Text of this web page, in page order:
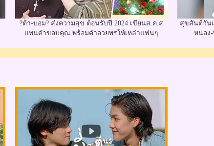
?ต้า-บอม? ส่งความสุข ต้อนรับปี 2024 เขียนส.ค.ส
แทนคำขอบคุณ พร้อมคำอวยพรให้เหล่าแฟนๆ
สุขสันต์วัน
หน่อง-